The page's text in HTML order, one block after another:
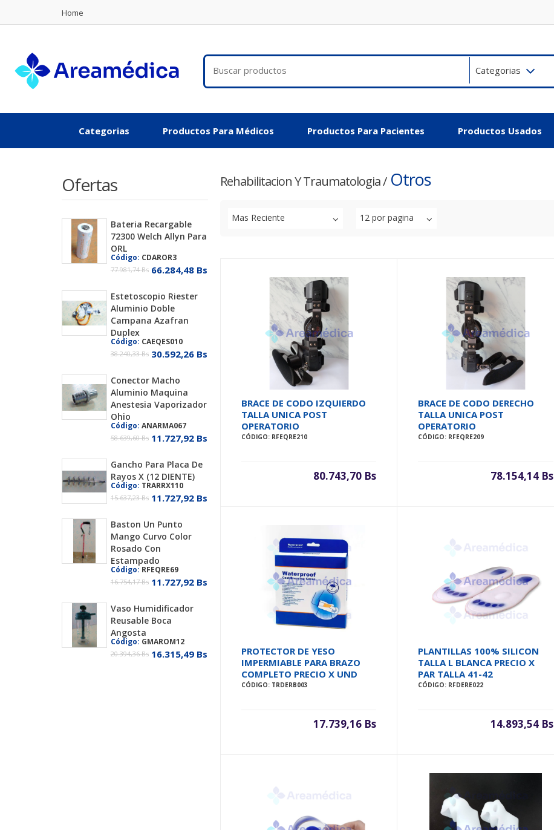
Home
Categorias
Categorias Productos Para Médicos Productos Para Pacientes Productos Usados
Ofertas
Bateria Recargable
72300 Welch Allyn Para
ORL
Código: CDAROR3
77.981,74 Bs 66.284,48 Bs
Estetoscopio Riester
Aluminio Doble
Campana Azafran
Duplex
Código: CAEQES010
38.240,33 Bs 30.592,26 Bs
Conector Macho
Aluminio Maquina
Anestesia Vaporizador
Ohio
Código: ANARMA067
58.639,60 Bs 11.727,92 Bs
Gancho Para Placa De
Rayos X (12 DIENTE)
Código: TRARRX110
15.637,23 Bs 11.727,92 Bs
Baston Un Punto
Mango Curvo Color
Rosado Con
Estampado
Código: RFEQRE69
16.754,17 Bs 11.727,92 Bs
Vaso Humidificador
Reusable Boca
Angosta
Código: GMAROM12
20.394,36 Bs 16.315,49 Bs
Rehabilitacion Y Traumatologia/Otros
Mas Reciente 12 por pagina
BRACE DE CODO IZQUIERDO
TALLA UNICA POST
OPERATORIO
CÓDIGO: RFEQRE210
80.743,70 Bs
BRACE DE CODO DERECHO
TALLA UNICA POST
OPERATORIO
CÓDIGO: RFEQRE209
78.154,14 Bs
PROTECTOR DE YESO
IMPERMIABLE PARA BRAZO
COMPLETO PRECIO X UND
CÓDIGO: TRDERB003
17.739,16 Bs
PLANTILLAS 100% SILICON
TALLA L BLANCA PRECIO X
PAR TALLA 41-42
CÓDIGO: RFDERE022
14.893,54 Bs